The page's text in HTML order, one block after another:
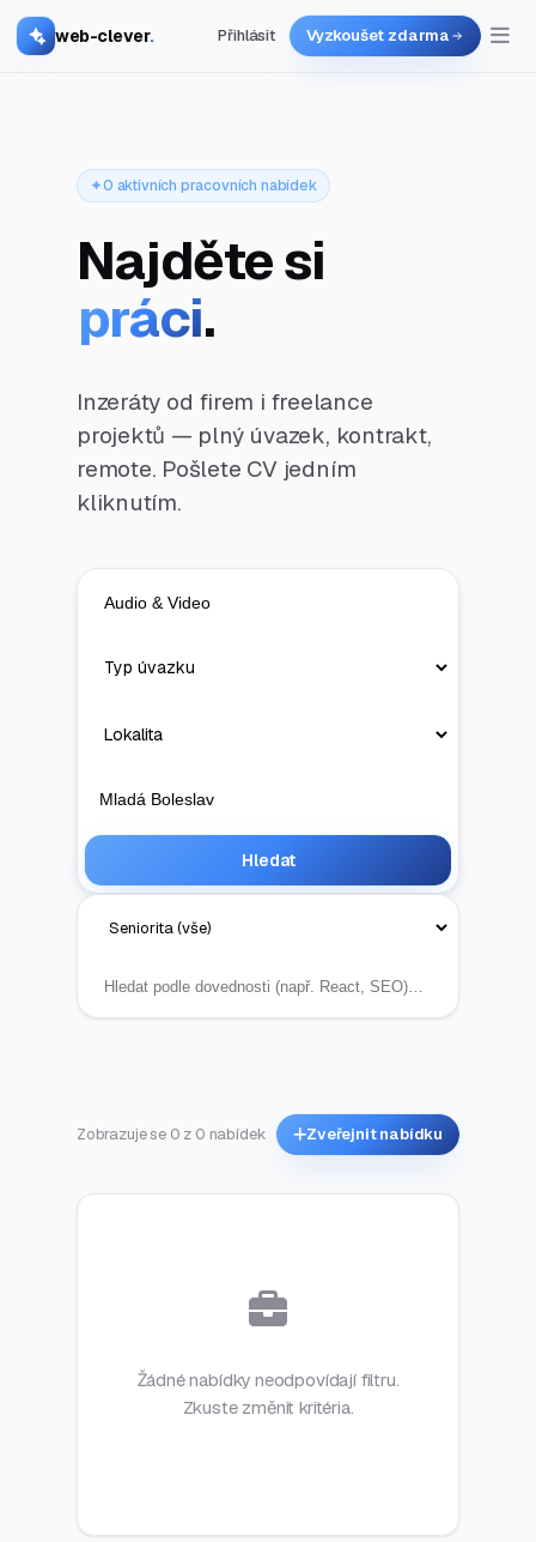
web-clever. Přihlásit Vyzkoušet zdarma
0 aktivních pracovních nabídek
Najděte si
práci.
Inzeráty od firem i freelance
projektů — plný úvazek, kontrakt,
remote. Pošlete CV jedním
kliknutím.
Hledat
Zobrazuje se 0 z 0 nabídek Zveřejnit nabídku
Žádné nabídky neodpovídají filtru.
Zkuste změnit kritéria.